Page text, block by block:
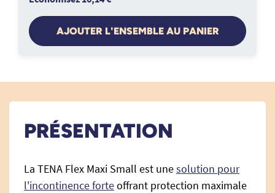
AJOUTER L'ENSEMBLE AU PANIER
PRÉSENTATION
La TENA Flex Maxi Small est unesolution pour
l'incontinence forteoffrant protection maximale